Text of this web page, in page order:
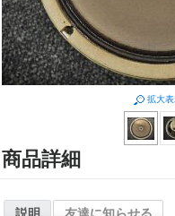
拡大
商品詳細